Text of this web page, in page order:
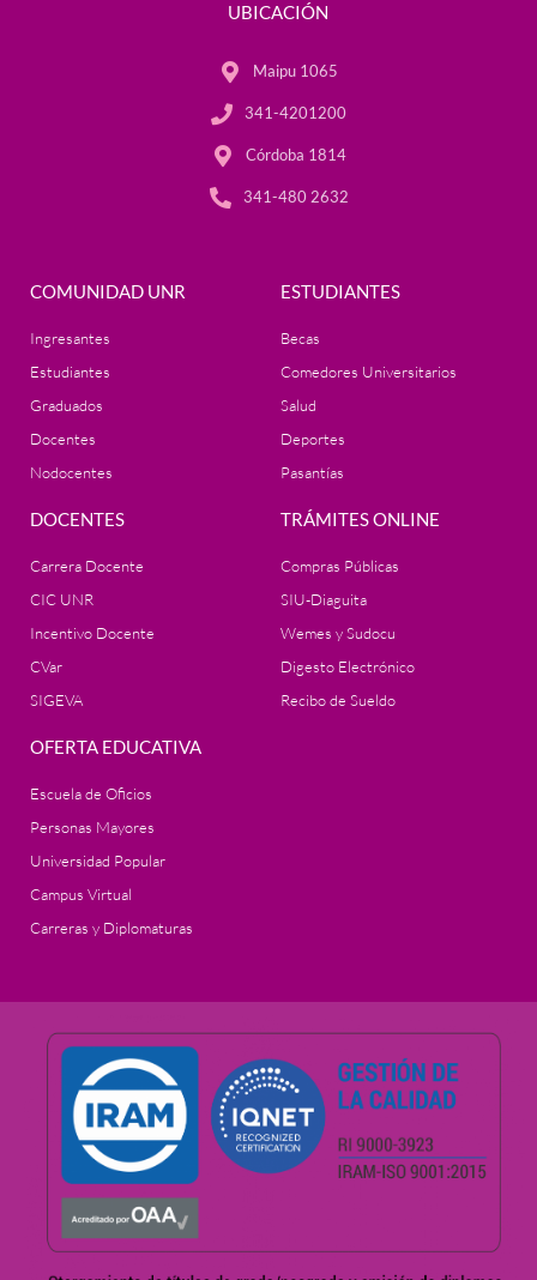
UBICACIÓN
Maipu 1065
341-4201200
Córdoba 1814
341-480 2632
COMUNIDAD UNR
Ingresantes
Estudiantes
Graduados
Docentes
Nodocentes
ESTUDIANTES
Becas
Comedores Universitarios
Salud
Deportes
Pasantías
DOCENTES
Carrera Docente
CIC UNR
Incentivo Docente
CVar
SIGEVA
TRÁMITES ONLINE
Compras Públicas
SIU-Diaguita
Wemes y Sudocu
Digesto Electrónico
Recibo de Sueldo
OFERTA EDUCATIVA
Escuela de Oficios
Personas Mayores
Universidad Popular
Campus Virtual
Carreras y Diplomaturas